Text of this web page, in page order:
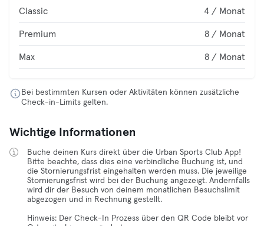
Classic 4 / Monat
Premium 8 / Monat
Max 8 / Monat
Bei bestimmten Kursen oder Aktivitäten können zusätzliche
Check-in-Limits gelten.
Wichtige Informationen
Buche deinen Kurs direkt über die Urban Sports Club App!
Bitte beachte, dass dies eine verbindliche Buchung ist, und
die Stornierungsfrist eingehalten werden muss. Die jeweilige
Stornierungsfrist wird bei der Buchung angezeigt. Andernfalls
wird dir der Besuch von deinem monatlichen Besuchslimit
abgezogen und in Rechnung gestellt.
Hinweis: Der Check-In Prozess über den QR Code bleibt vor